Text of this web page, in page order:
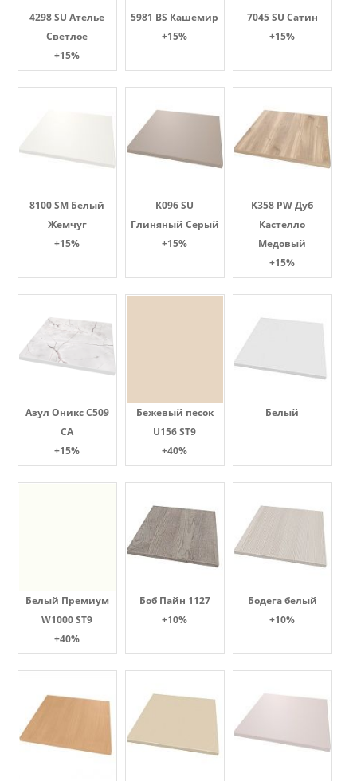
4298 SU Ателье
Светлое
+15%
5981 BS Кашемир
+15%
7045 SU Сатин
+15%
8100 SM Белый
Жемчуг
+15%
K096 SU
Глиняный Серый
+15%
K358 PW Дуб
Кастелло
Медовый
+15%
Азул Оникс С509
СА
+15%
Бежевый песок
U156 ST9
+40%
Белый
Белый Премиум
W1000 ST9
+40%
Боб Пайн 1127
+10%
Бодега белый
+10%